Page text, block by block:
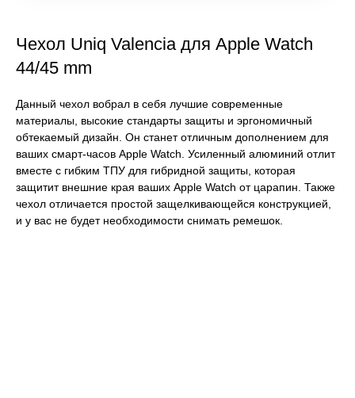
Чехол Uniq Valencia для Apple Watch
44/45 mm
Данный чехол вобрал в себя лучшие современные
материалы, высокие стандарты защиты и эргономичный
обтекаемый дизайн. Он станет отличным дополнением для
ваших смарт-часов Apple Watch. Усиленный алюминий отлит
вместе с гибким ТПУ для гибридной защиты, которая
защитит внешние края ваших Apple Watch от царапин. Также
чехол отличается простой защелкивающейся конструкцией,
и у вас не будет необходимости снимать ремешок.